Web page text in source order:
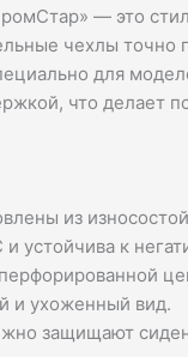
— это
чехлы точно
для
что делает
из
устойчива к
и ухоженный вид.
защищают